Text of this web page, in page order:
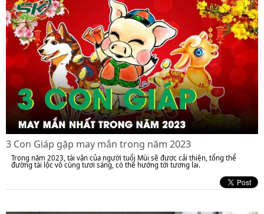
3 Con Giáp gặp may mắn trong năm 2023
Trong năm 2023, tài vận của người tuổi Mùi sẽ được cải thiện, tổng thể
đường tài lộc vô cùng tươi sáng, có thể hướng tới tương lai.